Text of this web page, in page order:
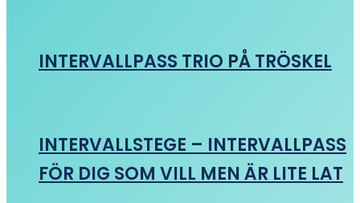
INTERVALLPASS TRIO PÅ TRÖSKEL
INTERVALLSTEGE – INTERVALLPASS
FÖR DIG SOM VILL MEN ÄR LITE LAT